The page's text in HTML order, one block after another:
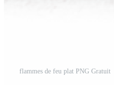
flammes de feu plat PNG Gratuit